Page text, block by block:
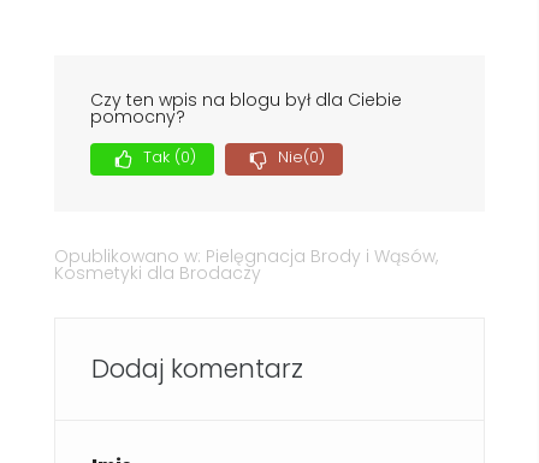
Czy ten wpis na blogu był dla Ciebie
pomocny?
Tak (0) Nie(0)
Opublikowano w: Pielęgnacja Brody i Wąsów,
Kosmetyki dla Brodaczy
Dodaj komentarz